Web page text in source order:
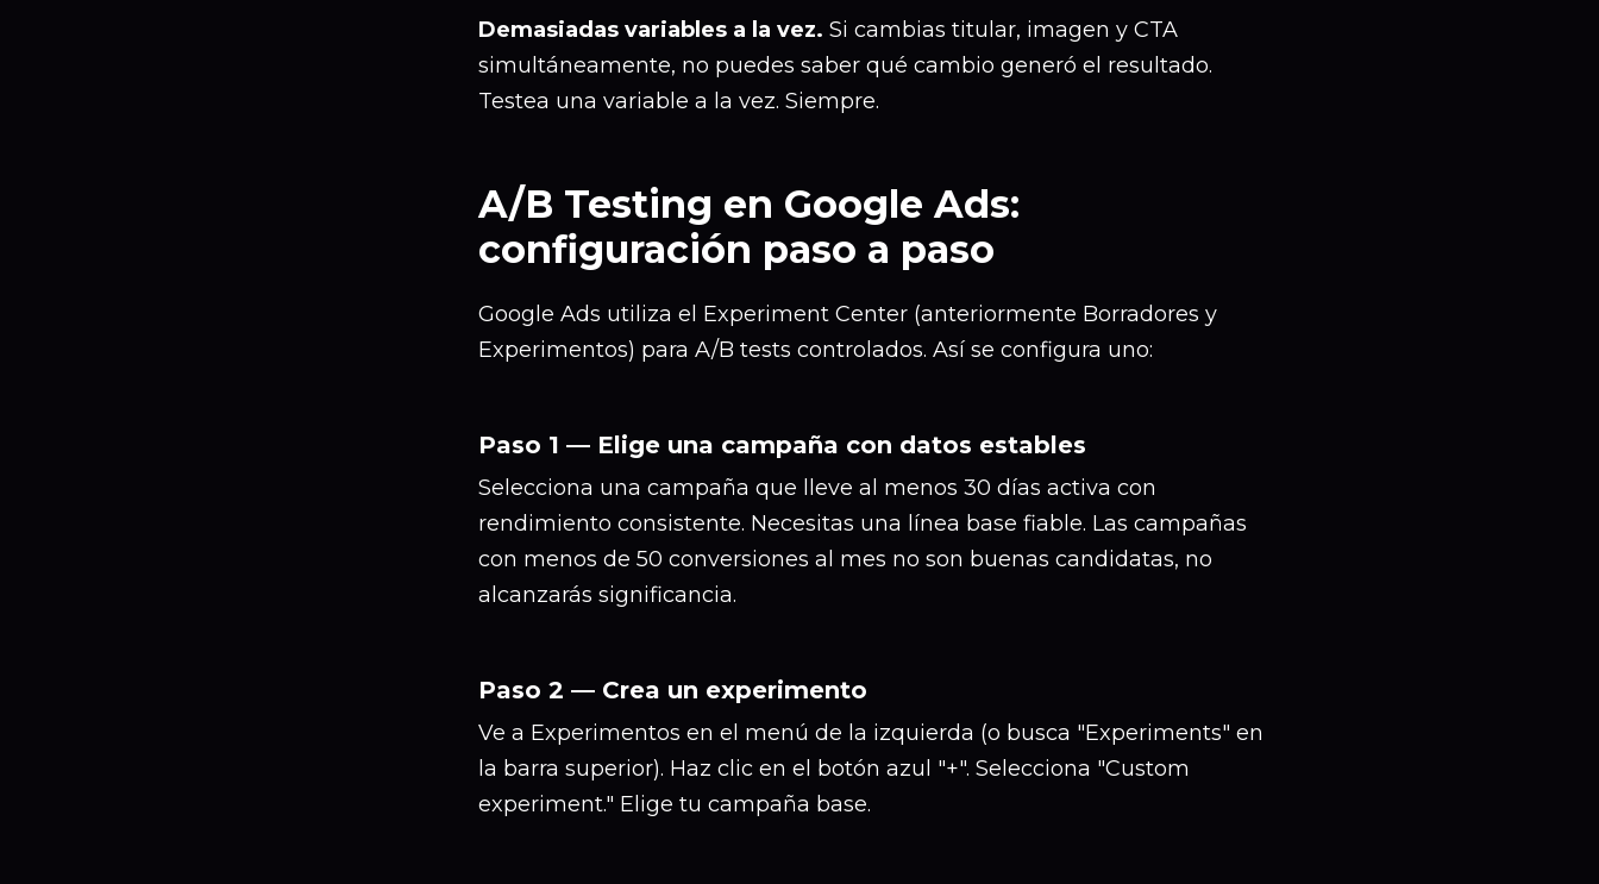
Demasiadas variables a la vez. Si cambias titular, imagen y CTA
simultáneamente, no puedes saber qué cambio generó el resultado.
Testea una variable a la vez. Siempre.
A/B Testing en Google Ads:
configuración paso a paso
Google Ads utiliza el Experiment Center (anteriormente Borradores y
Experimentos) para A/B tests controlados. Así se configura uno:
Paso 1 — Elige una campaña con datos estables
Selecciona una campaña que lleve al menos 30 días activa con
rendimiento consistente. Necesitas una línea base fiable. Las campañas
con menos de 50 conversiones al mes no son buenas candidatas, no
alcanzarás significancia.
Paso 2 — Crea un experimento
Ve a Experimentos en el menú de la izquierda (o busca "Experiments" en
la barra superior). Haz clic en el botón azul "+". Selecciona "Custom
experiment." Elige tu campaña base.